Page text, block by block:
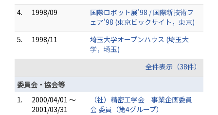
4.
1998/09
国際ロボット展'98 / 国際新技術フ
ェア'98 (東京ビックサイト，東京)
5.
1998/11
埼玉大学オープンハウス (埼玉大
学，埼玉)
全件表示（38件）
委員会・協会等
1.
2000/04/01 ～
2001/03/31
（社）精密工学会 事業企画委員
会 委員（第4グループ）